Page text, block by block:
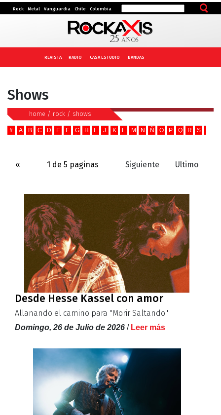
Rock Metal Vanguardia Chile Colombia
REVISTA RADIO CASA ESTUDIO BANDAS
Shows
home / rock / shows
# A B C D E F G H J K L M N Ñ O P Q R S
« 1 de 5 paginas Siguiente Ultimo
Desde Hesse Kassel con amor
Allanando el camino para ''Morir Saltando''
Domingo, 26 de Julio de 2026 / Leer más